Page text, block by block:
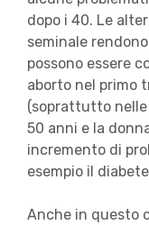
dopo i 40. Le
seminale
possono essere
aborto nel primo
(soprattutto nelle
50 anni e la
incremento di
esempio il
Anche in questo